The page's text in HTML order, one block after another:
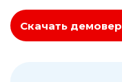
имеющую
продукции,
Скачать